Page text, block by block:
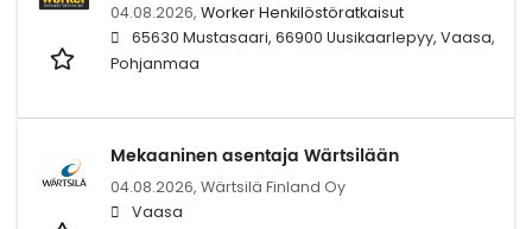
04.08.2026, Worker Henkilöstöratkaisut
65630 Mustasaari, 66900 Uusikaarlepyy, Vaasa,
Pohjanmaa
Mekaaninen asentaja Wärtsilään
04.08.2026, Wärtsilä Finland Oy
Vaasa